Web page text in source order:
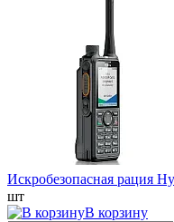
Искробезопасная рация
шт
В корзину